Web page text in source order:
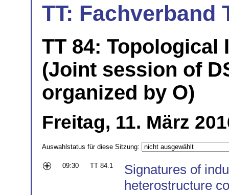
TT: Fachverband
TT 84: Topological
(Joint session of
organized by O)
Freitag, 11. März
Auswahlstatus für diese Sitzung:
09:30 TT 84.1
Signatures of
heterostructure